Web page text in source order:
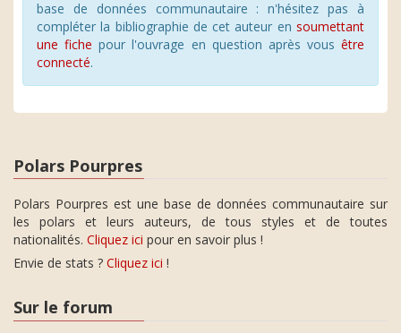
base de données communautaire : n'hésitez pas à
compléter la bibliographie de cet auteur en soumettant
une fiche pour l'ouvrage en question après vous être
connecté.
Polars Pourpres
Polars Pourpres est une base de données communautaire sur
les polars et leurs auteurs, de tous styles et de toutes
nationalités. Cliquez ici pour en savoir plus !
Envie de stats ? Cliquez ici !
Sur le forum